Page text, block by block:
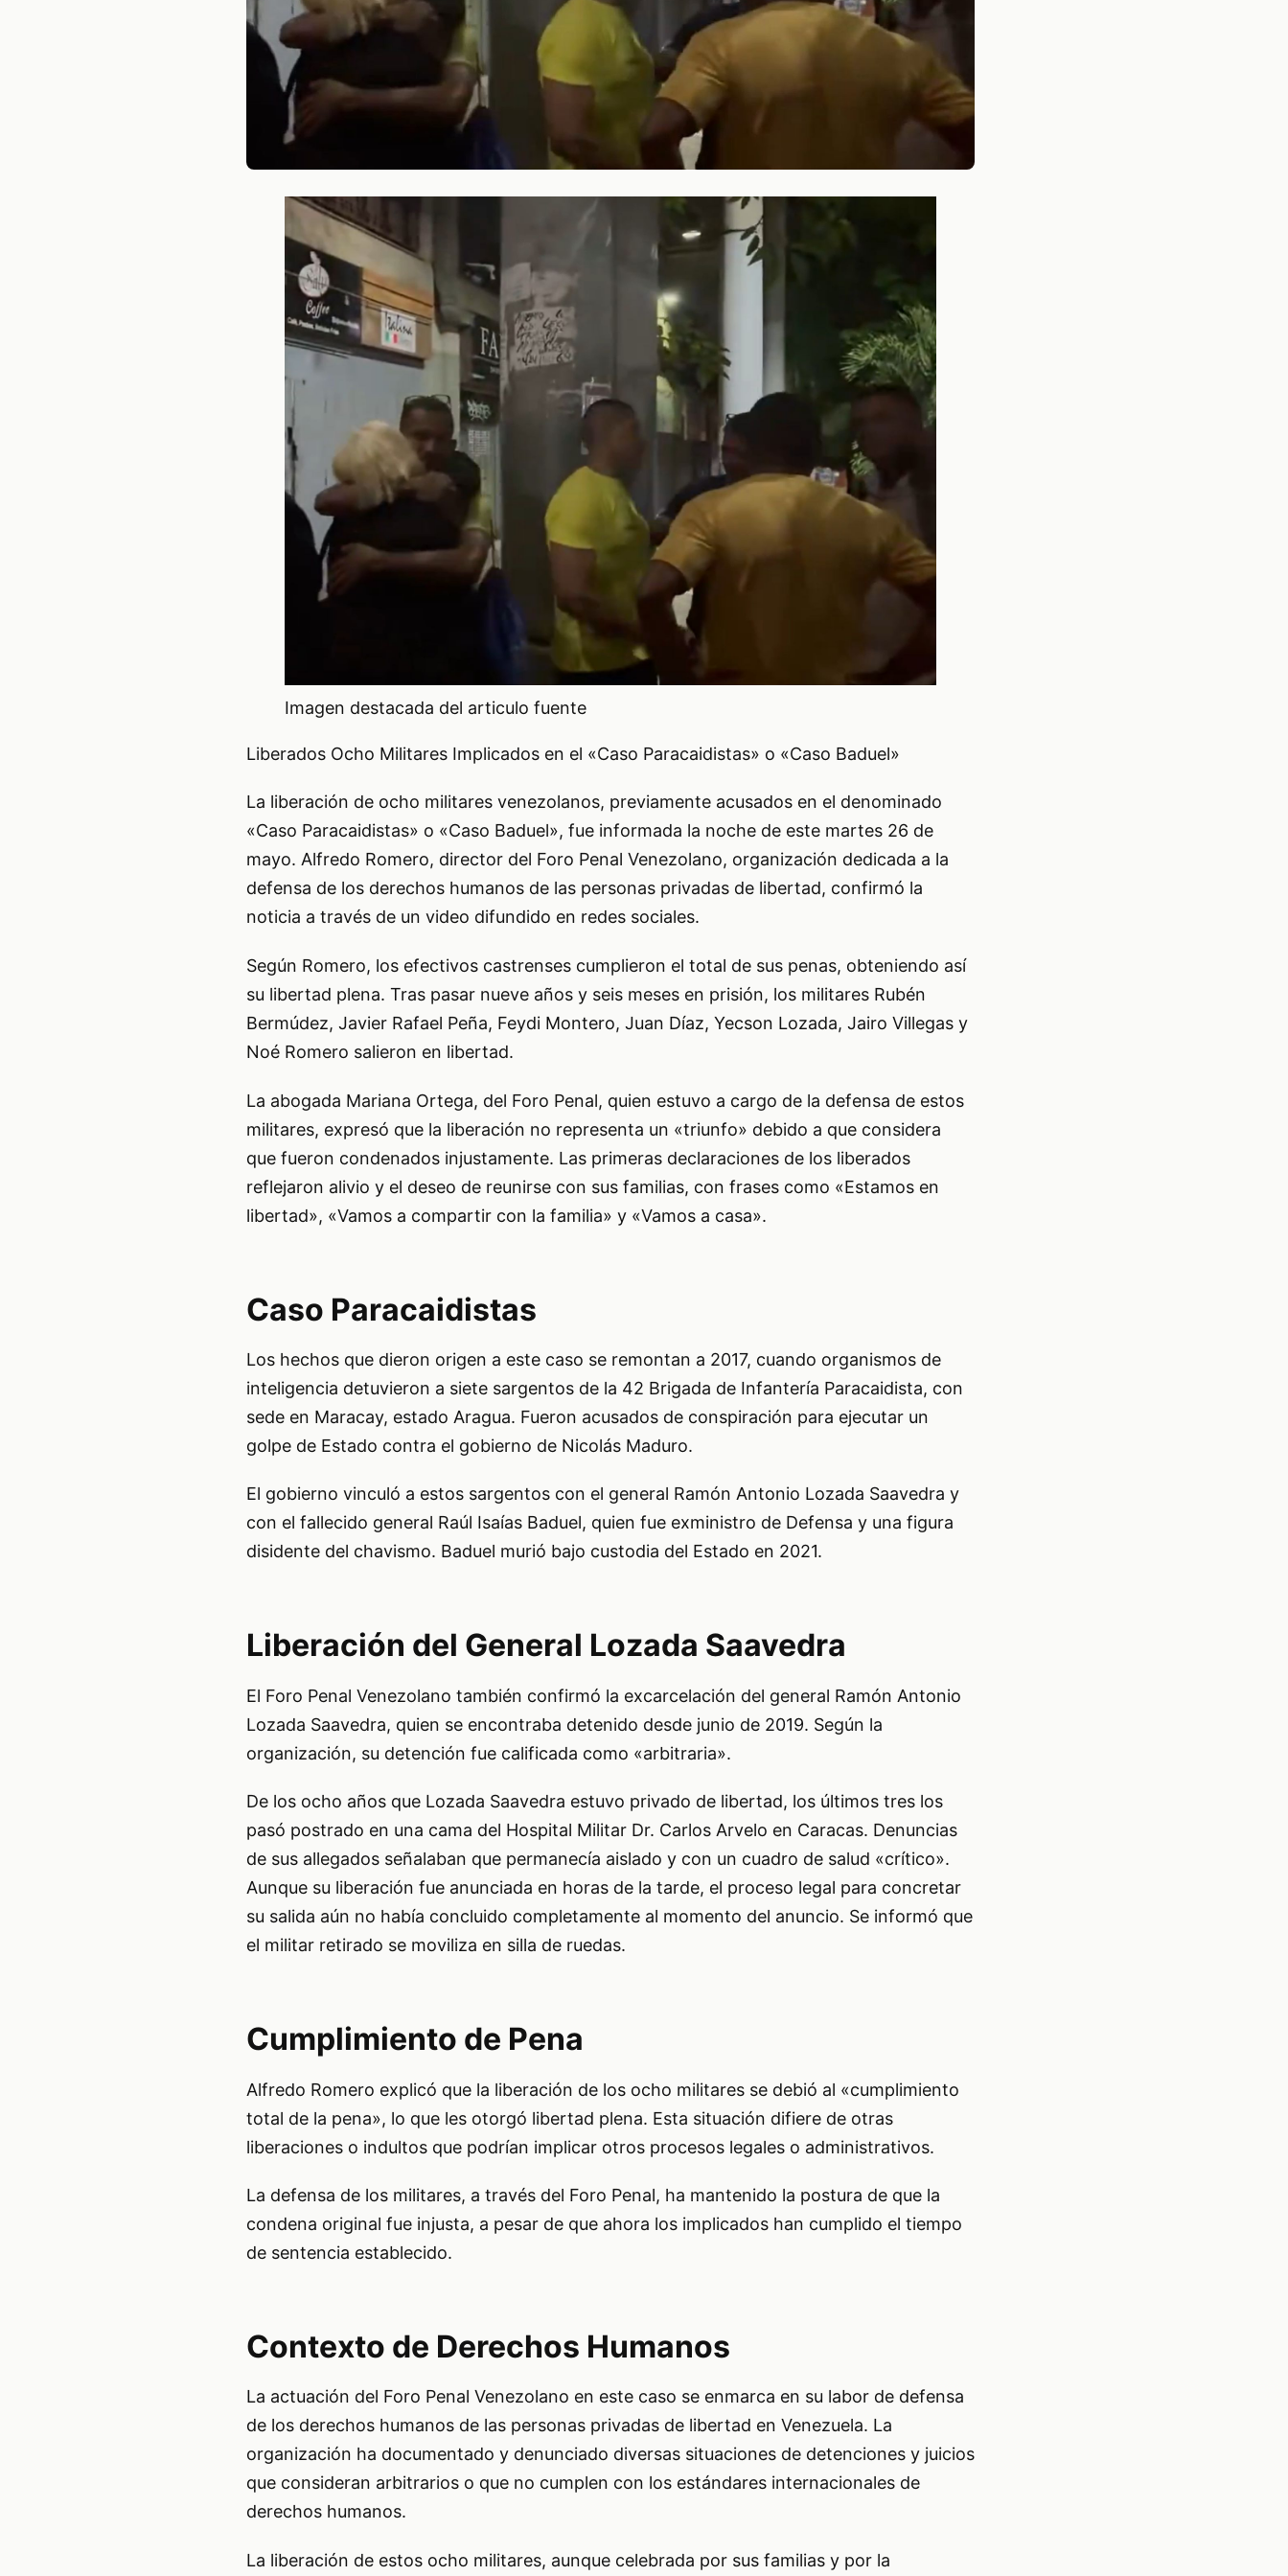
Imagen destacada del articulo fuente
Liberados Ocho Militares Implicados en el «Caso Paracaidistas» o «Caso Baduel»
La liberación de ocho militares venezolanos, previamente acusados en el denominado
«Caso Paracaidistas» o «Caso Baduel», fue informada la noche de este martes 26 de
mayo. Alfredo Romero, director del Foro Penal Venezolano, organización dedicada a la
defensa de los derechos humanos de las personas privadas de libertad, confirmó la
noticia a través de un video difundido en redes sociales.
Según Romero, los efectivos castrenses cumplieron el total de sus penas, obteniendo así
su libertad plena. Tras pasar nueve años y seis meses en prisión, los militares Rubén
Bermúdez, Javier Rafael Peña, Feydi Montero, Juan Díaz, Yecson Lozada, Jairo Villegas y
Noé Romero salieron en libertad.
La abogada Mariana Ortega, del Foro Penal, quien estuvo a cargo de la defensa de estos
militares, expresó que la liberación no representa un «triunfo» debido a que considera
que fueron condenados injustamente. Las primeras declaraciones de los liberados
reflejaron alivio y el deseo de reunirse con sus familias, con frases como «Estamos en
libertad», «Vamos a compartir con la familia» y «Vamos a casa».
Caso Paracaidistas
Los hechos que dieron origen a este caso se remontan a 2017, cuando organismos de
inteligencia detuvieron a siete sargentos de la 42 Brigada de Infantería Paracaidista, con
sede en Maracay, estado Aragua. Fueron acusados de conspiración para ejecutar un
golpe de Estado contra el gobierno de Nicolás Maduro.
El gobierno vinculó a estos sargentos con el general Ramón Antonio Lozada Saavedra y
con el fallecido general Raúl Isaías Baduel, quien fue exministro de Defensa y una figura
disidente del chavismo. Baduel murió bajo custodia del Estado en 2021.
Liberación del General Lozada Saavedra
El Foro Penal Venezolano también confirmó la excarcelación del general Ramón Antonio
Lozada Saavedra, quien se encontraba detenido desde junio de 2019. Según la
organización, su detención fue calificada como «arbitraria».
De los ocho años que Lozada Saavedra estuvo privado de libertad, los últimos tres los
pasó postrado en una cama del Hospital Militar Dr. Carlos Arvelo en Caracas. Denuncias
de sus allegados señalaban que permanecía aislado y con un cuadro de salud «crítico».
Aunque su liberación fue anunciada en horas de la tarde, el proceso legal para concretar
su salida aún no había concluido completamente al momento del anuncio. Se informó que
el militar retirado se moviliza en silla de ruedas.
Cumplimiento de Pena
Alfredo Romero explicó que la liberación de los ocho militares se debió al «cumplimiento
total de la pena», lo que les otorgó libertad plena. Esta situación difiere de otras
liberaciones o indultos que podrían implicar otros procesos legales o administrativos.
La defensa de los militares, a través del Foro Penal, ha mantenido la postura de que la
condena original fue injusta, a pesar de que ahora los implicados han cumplido el tiempo
de sentencia establecido.
Contexto de Derechos Humanos
La actuación del Foro Penal Venezolano en este caso se enmarca en su labor de defensa
de los derechos humanos de las personas privadas de libertad en Venezuela. La
organización ha documentado y denunciado diversas situaciones de detenciones y juicios
que consideran arbitrarios o que no cumplen con los estándares internacionales de
derechos humanos.
La liberación de estos ocho militares, aunque celebrada por sus familias y por la